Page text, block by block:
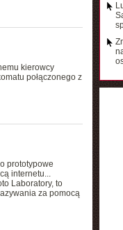
kierowcy
połączonego z
prototypowe
internetu...
Laboratory, to
za pomocą